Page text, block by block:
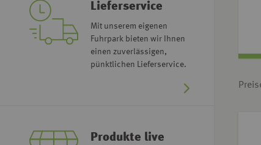
Lieferservice
Mit unserem eigenen
Fuhrpark bieten wir Ihnen
einen zuverlässigen,
pünktlichen Lieferservice.
Produkte live